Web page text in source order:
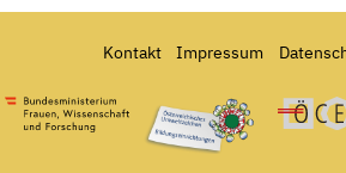
Kontakt Impressum
Bundesministerium für Frauen, Wissenschaft und
Österreichisches Ö-Cert